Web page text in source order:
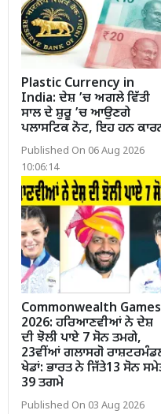
Plastic Currency in
India: ਦੇਸ਼ ’ਚ ਅਗਲੇ ਵਿੱਤੀ
ਸਾਲ ਦੇ ਸ਼ੁਰੂ ’ਚ ਆਉਣਗੇ
ਪਲਾਸਟਿਕ ਨੋਟ, ਇਹ ਹਨ
Published On 06 Aug 2026
10:06:14
Commonwealth Games
2026: ਹਰਿਆਣਵੀਆਂ ਨੇ ਦੇਸ਼
ਦੀ ਝੋਲੀ ਪਾਏ 7 ਸੋਨ ਤਮਗੇ,
23ਵੀਂਆਂ ਗਲਾਸਗੋ
ਖੇਡਾਂ: ਭਾਰਤ ਨੇ ਜਿੱਤੇ13 ਸੋਨ
39 ਤਗਮੇ
Published On 03 Aug 2026